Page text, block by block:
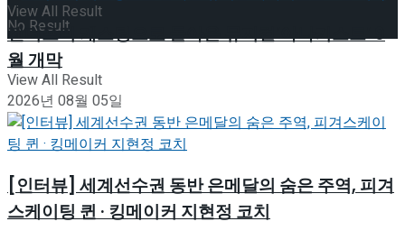
View All Result
No Result
View All Result
젠더프리 캐스팅으로 돌아온 뮤지컬’아나키스트’ 9
월 개막
2026년 08월 05일
[인터뷰] 세계선수권 동반 은메달의 숨은 주역, 피겨
스케이팅 퀸 · 킹메이커 지현정 코치